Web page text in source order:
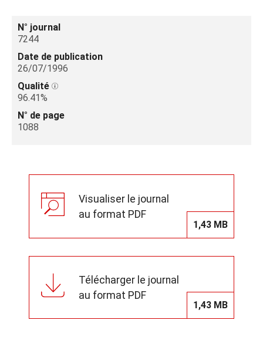
N° journal
7244
Date de publication
26/07/1996
Qualité
96.41%
N° de page
1088
Visualiser le journal
au format PDF
1,43 MB
Télécharger le journal
au format PDF
1,43 MB